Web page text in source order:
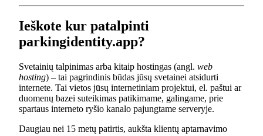
Ieškote kur patalpinti
parkingidentity.app?
Svetainių talpinimas arba kitaip hostingas (angl. web
hosting) – tai pagrindinis būdas jūsų svetainei atsidurti
internete. Tai vietos jūsų internetiniam projektui, el. paštui ar
duomenų bazei suteikimas patikimame, galingame, prie
spartaus interneto ryšio kanalo pajungtame serveryje.
Daugiau nei 15 metų patirtis, aukšta klientų aptarnavimo